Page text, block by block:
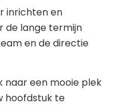
inrichten en
de lange termijn
en de directie
naar een mooie plek
hoofdstuk te